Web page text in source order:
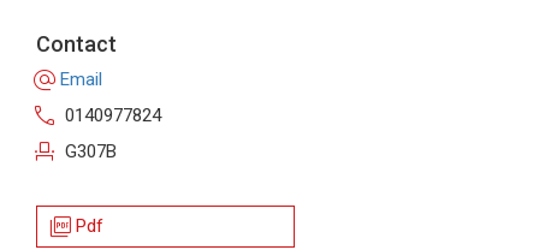
Contact
alternate_email Email
call 0140977824
event_seat G307B
picture_as_pdf Pdf